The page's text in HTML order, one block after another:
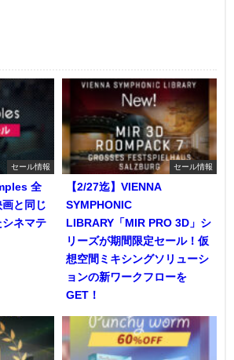
セール情報
全
と同じ
シネマテ
セール情報
【2/27迄】VIENNA
SYMPHONIC
LIBRARY「MIR PRO 3D」シ
リーズが期間限定セール！仮
想空間ミキシングソリューシ
ョンの新ワークフローを
GET！